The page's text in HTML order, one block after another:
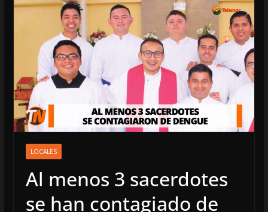
LOCALES
Al menos 3 sacerdotes
se han contagiado de